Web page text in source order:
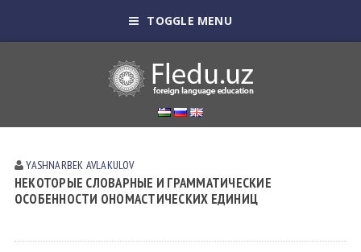
TOGGLE MENU
YASHNARBEK AVLАKULOV
НЕКОТОРЫЕ СЛОВАРНЫЕ И ГРАММАТИЧЕСКИЕ
ОСОБЕННОСТИ ОНОМАСТИЧЕСКИХ ЕДИНИЦ